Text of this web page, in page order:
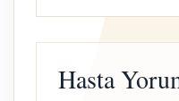
Hasta